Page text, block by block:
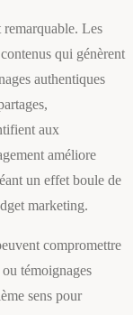
Les
qui génèrent
authentiques
aux
améliore
un effet boule de
marketing.
compromettre
témoignages
sens pour